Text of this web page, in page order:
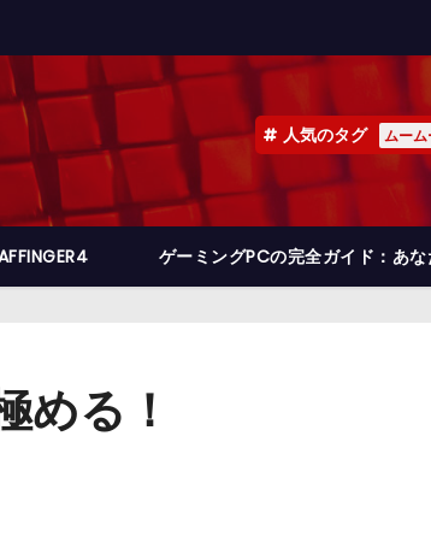
人気のタグ ムー
ゲーミングPCの完全ガイド：あ
める！